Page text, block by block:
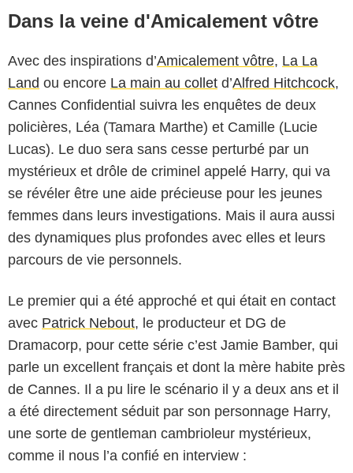
Dans la veine d'Amicalement vôtre
Avec des inspirations d’Amicalement vôtre, La La
Land ou encore La main au collet d’Alfred Hitchcock,
Cannes Confidential suivra les enquêtes de deux
policières, Léa (Tamara Marthe) et Camille (Lucie
Lucas). Le duo sera sans cesse perturbé par un
mystérieux et drôle de criminel appelé Harry, qui va
se révéler être une aide précieuse pour les jeunes
femmes dans leurs investigations. Mais il aura aussi
des dynamiques plus profondes avec elles et leurs
parcours de vie personnels.
Le premier qui a été approché et qui était en contact
avec Patrick Nebout, le producteur et DG de
Dramacorp, pour cette série c’est Jamie Bamber, qui
parle un excellent français et dont la mère habite près
de Cannes. Il a pu lire le scénario il y a deux ans et il
a été directement séduit par son personnage Harry,
une sorte de gentleman cambrioleur mystérieux,
comme il nous l’a confié en interview :